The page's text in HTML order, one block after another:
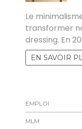
Le
transformer
dressing. En
EN SAVOIR
EMPLOI
MLM